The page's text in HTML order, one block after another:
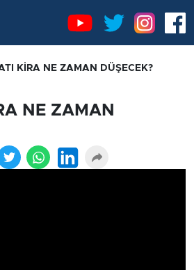
KİRA NE ZAMAN DÜŞECEK?
NE ZAMAN